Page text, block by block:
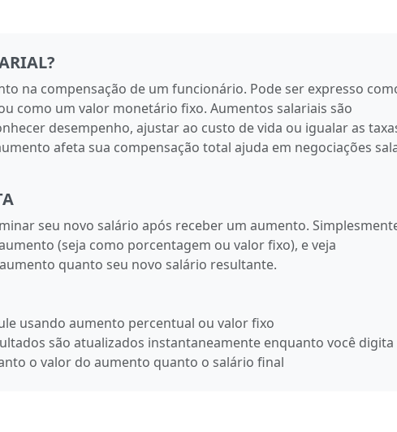
na compensação de um funcionário. Pode ser expresso
como um valor monetário fixo. Aumentos salariais são
desempenho, ajustar ao custo de vida ou igualar as
afeta sua compensação total ajuda em negociações
seu novo salário após receber um aumento.
(seja como porcentagem ou valor fixo), e veja
quanto seu novo salário resultante.
usando aumento percentual ou valor fixo
são atualizados instantaneamente enquanto você digita
o valor do aumento quanto o salário final